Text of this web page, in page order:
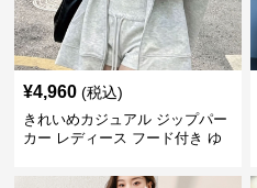
¥4,960 (税込)
きれいめカジュアル ジップパー
カー レディース フード付き ゆ
風カジュアル